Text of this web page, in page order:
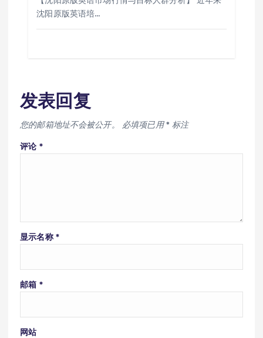
沈阳原版英语培…
发表回复
您的邮箱地址不会被公开。 必填项已用* 标注
评论 *
显示名称 *
邮箱 *
网站